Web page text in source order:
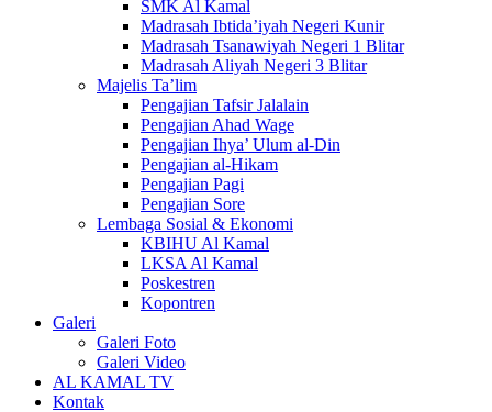
SMK Al Kamal
Madrasah Ibtida’iyah Negeri Kunir
Madrasah Tsanawiyah Negeri 1 Blitar
Madrasah Aliyah Negeri 3 Blitar
Majelis Ta’lim
Pengajian Tafsir Jalalain
Pengajian Ahad Wage
Pengajian Ihya’ Ulum al-Din
Pengajian al-Hikam
Pengajian Pagi
Pengajian Sore
Lembaga Sosial & Ekonomi
KBIHU Al Kamal
LKSA Al Kamal
Poskestren
Kopontren
Galeri
Galeri Foto
Galeri Video
AL KAMAL TV
Kontak